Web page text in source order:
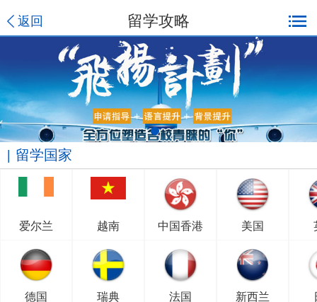
返回 留学攻略
留学国家
爱尔兰 越南 中国香港 美国
德国 瑞典 法国 新西兰